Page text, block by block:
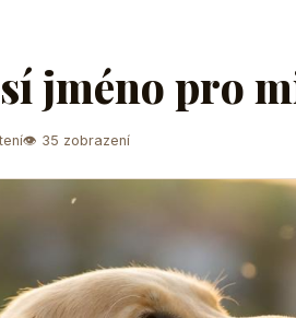
jméno pro
👁 35 zobrazení